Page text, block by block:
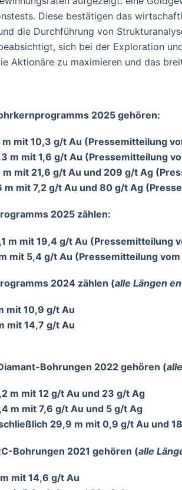
Diese bestätigen das
die Durchführung von
sich bei der Exploration
Aktionäre zu maximieren und das
2025 gehören:
mit 10,3 g/t Au (Pressemitteilung
m mit 1,6 g/t Au (Pressemitteilung
mit 21,6 g/t Au und 209 g/t Ag
mit 7,2 g/t Au und 80 g/t Ag
2025 zählen:
m mit 19,4 g/t Au (Pressemitteilung
mit 5,4 g/t Au (Pressemitteilung vom
2024 zählen (alle Längen
mit 10,9 g/t Au
mit 14,7 g/t Au
Bohrungen 2022 gehören (
m mit 12 g/t Au und 23 g/t Ag
m mit 7,6 g/t Au und 5 g/t Ag
29,9 m mit 0,9 g/t Au und
Bohrungen 2021 gehören (alle
mit 14,6 g/t Au